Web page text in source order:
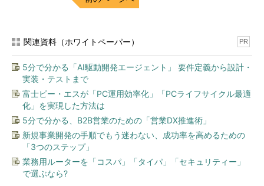
関連資料（ホワイトペーパー） PR
5分で分かる「AI駆動開発エージェント」 要件定義から設計・
実装・テストまで
富士ピー・エスが「PC運用効率化」「PCライフサイクル最適
化」を実現した方法は
5分で分かる、B2B営業のための「営業DX推進術」
新規事業開発の手順でもう迷わない、成功率を高めるための
「3つのステップ」
業務用ルーターを「コスパ」「タイパ」「セキュリティー」
で選ぶなら?